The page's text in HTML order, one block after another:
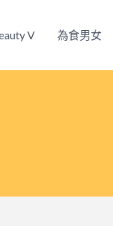
V 為食男女